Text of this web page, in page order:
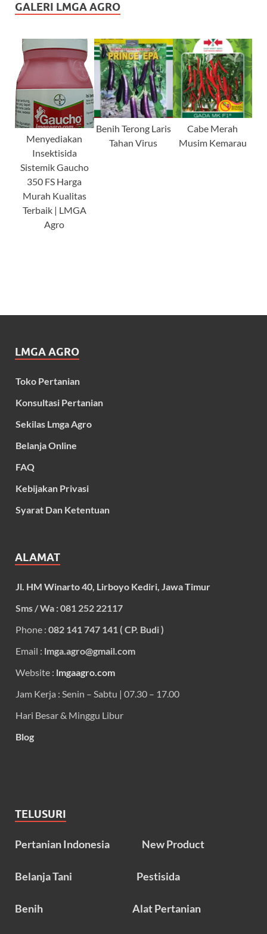
GALERI LMGA AGRO
Menyediakan
Insektisida
Sistemik Gaucho
350 FS Harga
Murah Kualitas
Terbaik | LMGA
Agro
Benih Terong Laris
Tahan Virus
Cabe Merah
Musim Kemarau
LMGA AGRO
Toko Pertanian
Konsultasi Pertanian
Sekilas Lmga Agro
Belanja Online
FAQ
Kebijakan Privasi
Syarat Dan Ketentuan
ALAMAT
Jl. HM Winarto 40, Lirboyo Kediri, Jawa Timur
Sms / Wa : 081 252 22117
Phone : 082 141 747 141 ( CP. Budi )
Email : lmga.agro@gmail.com
Website : lmgaagro.com
Jam Kerja : Senin – Sabtu | 07.30 – 17.00
Hari Besar & Minggu Libur
Blog
TELUSURI
Pertanian Indonesia New Product
Belanja Tani Pestisida
Benih Alat Pertanian